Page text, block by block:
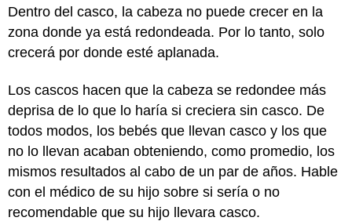
Dentro del casco, la cabeza no puede crecer en la
zona donde ya está redondeada. Por lo tanto, solo
crecerá por donde esté aplanada.
Los cascos hacen que la cabeza se redondee más
deprisa de lo que lo haría si creciera sin casco. De
todos modos, los bebés que llevan casco y los que
no lo llevan acaban obteniendo, como promedio, los
mismos resultados al cabo de un par de años. Hable
con el médico de su hijo sobre si sería o no
recomendable que su hijo llevara casco.